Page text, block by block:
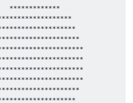
*********
*************